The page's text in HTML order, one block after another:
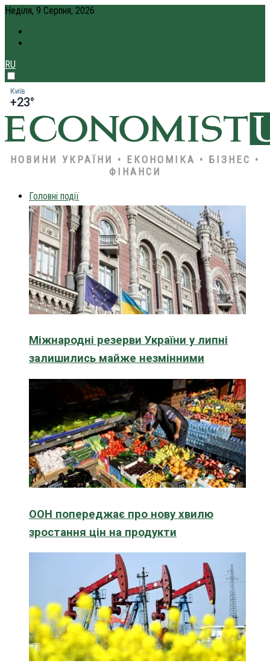
Неділя, 9 Серпня, 2026
RU
Київ
+23°
НОВИНИ УКРАЇНИ • ЕКОНОМІКА • БІЗНЕС •
ФІНАНСИ
Головні події
Міжнародні резерви України у липні
залишились майже незмінними
ООН попереджає про нову хвилю
зростання цін на продукти